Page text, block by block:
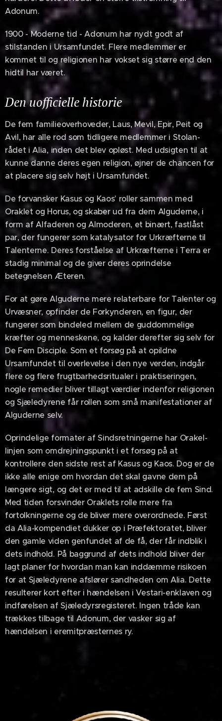
Adonum.
1900 - Moderne tid - Adonum har nydt godt af
stilstanden i Ursamfundet. Flere medlemmer er
kommet til og religionen har vokset sig større end den
hidtil har været.
Den uofficielle historie
De fem familieoverhoveder, Laus, Mevil, Epir, Peit og
Avil, har alle rod som tidligere medlemmer i Stolan-
rådet i Alia, inden det blev opløst. Med udsigten til at
kunne danne deres egen religion, øjner de chancen for
at placere sig selv højt i Ursamfundet.
De forvansker Kasus og Kaos' roller sammen med
Oraklet og Horus, og skaber ud fra dem Alguderne, i
form af Alfaderen og Almoderen, et binært, fastlåst
par, der fungerer som katalysator for Urkræfterne til
Talenterne. Deres forståelse af Urkræfterne i Terra er
stadig minimal og de giver deres oprindelse
betegnelsen Æteren.
For at gøre Alguderne mere relaterbare for Talenter og
Urvæsner, opfinder de Forkynderen, en figur, der
fungerer som bindeled mellem de guddommelige
kræfter og menneskene, og kalder derefter sig selv for
De Fem Disciple. Som et forsøg på at opildne
Ursamfundet til overlevelse i den nye verden, indgår
flere og flere frugtbarhedsritualer i praktiseringen,
nogle remedier bliver tillagt værdier indenfor religionen
og Sjæledyrene får rollen som små manifestationer af
Alguderne selv.
Oprindelige formater af Sindsretningerne har Orakel-
linjen som omdrejningspunkt i et forsøg på at
kontrollere den sidste rest af Kasus og Kaos. Dog er de
ikke alle enige om hvordan det skal gavne dem på
længere sigt, og det er med til at adskille de fem Sind.
Med tiden forsvinder Oraklets rolle mere fra
fortolkningerne og de bliver mere overordnede. Først
da Alia-kompendiet dukker op i Præfektoratet, bliver
den gamle viden genfundet af de få, der får indblik i
dets indhold. På baggrund af dets indhold bliver der
lagt planer for hvordan man kan inddæmme risikoen
for at Sjæledyrene afslører sandheden om Alia. Dette
resulterer kort efter i hændelsen i Vestari-enklaven og
indførelsen af Sjæledyrsregisteret. Ingen tråde kan
trækkes tilbage til Adonum, der vasker sig af
hændelsen i eremitpræsternes ry.